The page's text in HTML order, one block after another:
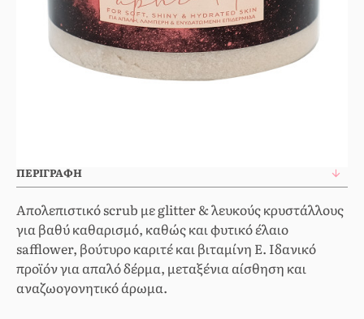
ΠΕΡΙΓΡΑΦΉ
Απολεπιστικό scrub με glitter & λευκούς κρυστάλλους
για βαθύ καθαρισμό, καθώς και φυτικό έλαιο
safflower, βούτυρο καριτέ και βιταμίνη Ε. Ιδανικό
προϊόν για απαλό δέρμα, μεταξένια αίσθηση και
αναζωογονητικό άρωμα.